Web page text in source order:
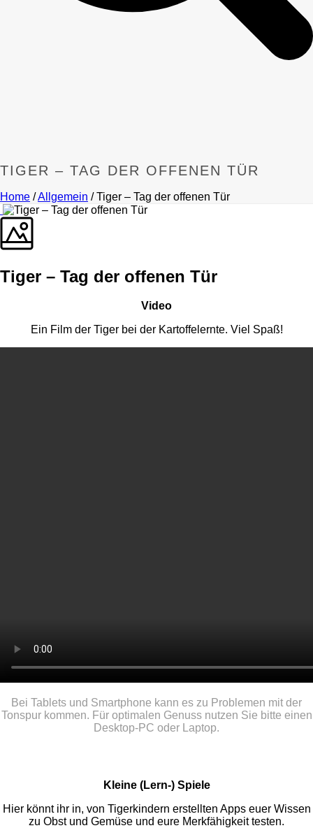
TIGER – TAG DER OFFENEN TÜR
Home /Allgemein / Tiger – Tag der offenen Tür
Tiger – Tag der offenen Tür
Video
Ein Film der Tiger bei der Kartoffelernte. Viel Spaß!
Bei Tablets und Smartphone kann es zu Problemen mit der
Tonspur kommen. Für optimalen Genuss nutzen Sie bitte einen
Desktop-PC oder Laptop.
Kleine (Lern-) Spiele
Hier könnt ihr in, von Tigerkindern erstellten Apps euer Wissen
zu Obst und Gemüse und eure Merkfähigkeit testen.